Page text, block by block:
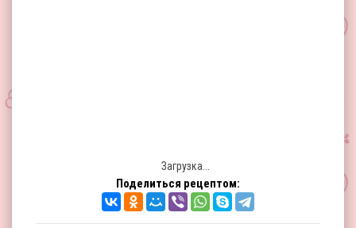
Загрузка...
Поделиться рецептом: